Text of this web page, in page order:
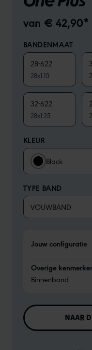
van € 42,90*
BANDENMAAT
28-622
28x1.10
32-622
28x1.25
KLEUR
Black
TYPE BAND
VOUWBAND
Jouw configuratie
Overige
Binnenband
NAAR